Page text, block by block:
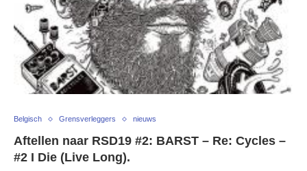
Belgisch Grensverleggers nieuws
Aftellen naar RSD19 #2: BARST – Re: Cycles –
#2 I Die (Live Long).